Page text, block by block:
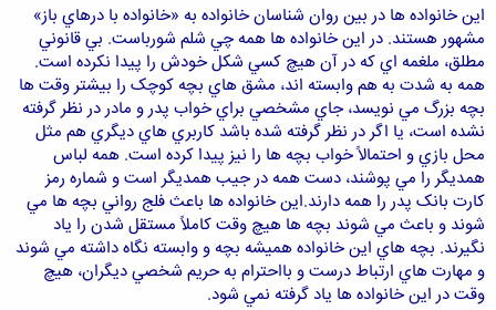
اين خانواده ها در بين روان شناسان خانواده به «خانواده با درهاي باز»
مشهور هستند. در اين خانواده ها همه چي شلم شورباست. بي قانوني
مطلق، ملغمه اي که در آن هيچ کسي شکل خودش را پيدا نکرده است.
همه به شدت به هم وابسته اند، مشق هاي بچه کوچک را بيشتر وقت ها
بچه بزرگ مي نويسد، جاي مشخصي براي خواب پدر و مادر در نظر گرفته
نشده است، يا اگر در نظر گرفته شده باشد کاربري هاي ديگري هم مثل
محل بازي و احتمالاً خواب بچه ها را نيز پيدا کرده است. همه لباس
همديگر را مي پوشند، دست همه در جيب همديگر است و شماره رمز
کارت بانک پدر را همه دارند.اين خانواده ها باعث فلج رواني بچه ها مي
شوند و باعث مي شوند بچه ها هيچ وقت کاملاً مستقل شدن را ياد
نگيرند. بچه هاي اين خانواده هميشه بچه و وابسته نگاه داشته مي شوند
و مهارت هاي ارتباط درست و بااحترام به حريم شخصي ديگران، هيچ
وقت در اين خانواده ها ياد گرفته نمي شود.